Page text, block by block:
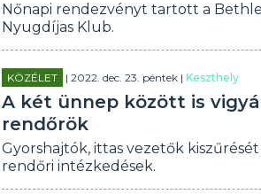
Nőnapi rendezvényt tartott a
Nyugdíjas Klub.
KÖZÉLET | 2022. dec. 23. péntek |Keszthely
A két ünnep között is
rendőrök
Gyorshajtók, ittas vezetők
rendőri intézkedések.